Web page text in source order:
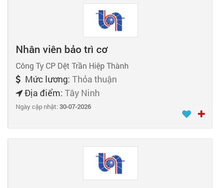
Nhân viên bảo trì cơ
Công Ty CP Dệt Trần Hiệp Thành
Mức lương: Thỏa thuận
Địa điểm: Tây Ninh
Ngày cập nhật:30-07-2026